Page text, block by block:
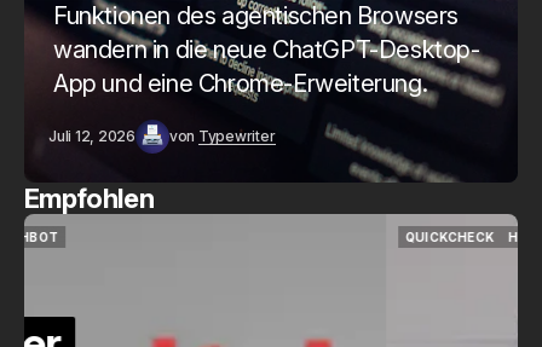
Funktionen des agentischen Browsers
wandern in die neue ChatGPT-Desktop-
App und eine Chrome-Erweiterung.
Juli 12, 2026 von Typewriter
Empfohlen
QUICKCHECK